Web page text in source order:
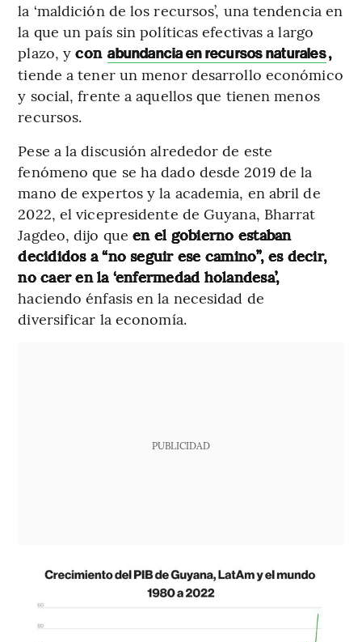
la ‘maldición de los recursos’, una tendencia en
la que un país sin políticas efectivas a largo
plazo, ycon abundancia en recursos naturales,
tiende a tener un menor desarrollo económico
y social, frente a aquellos que tienen menos
recursos.
Pese a la discusión alrededor de este
fenómeno que se ha dado desde 2019 de la
mano de expertos y la academia, en abril de
2022, el vicepresidente de Guyana, Bharrat
Jagdeo, dijo que en el gobierno estaban
decididos a “no seguir ese camino”, es decir,
no caer en la ‘enfermedad holandesa’,
haciendo énfasis en la necesidad de
diversificar la economía.
PUBLICIDAD